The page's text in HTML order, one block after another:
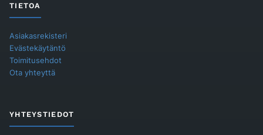
TIETOA
Asiakasrekisteri
Evästekäytäntö
Toimitusehdot
Ota yhteyttä
YHTEYSTIEDOT